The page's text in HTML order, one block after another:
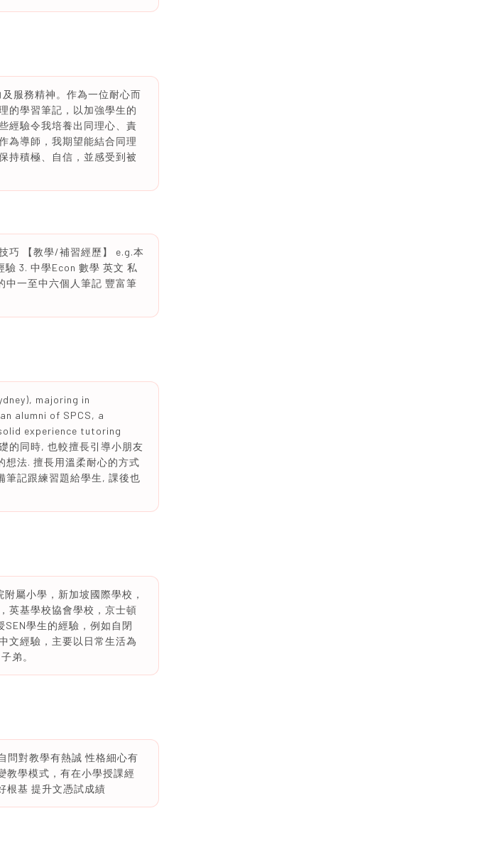
服務精神。作為一位耐心而
的學習筆記，以加強學生的
經驗令我培養出同理心、責
為導師，我期望能結合同理
持積極、自信，並感受到被
巧 【教學/補習經歷】 e.g.本
驗 3. 中學Econ 數學 英文 私
中一至中六個人筆記 豐富筆
majoring in
alumni of SPCS, a
experience tutoring
的同時, 也較擅長引導小朋友
想法. 擅長用溫柔耐心的方式
筆記跟練習題給學生, 課後也
屬小學，新加坡國際學校，
英基學校協會學校，京士頓
學生的經驗，例如自閉
文經驗，主要以日常生活為
弟。
問對教學有熱誠 性格細心有
教學模式，有在小學授課經
根基 提升文憑試成績